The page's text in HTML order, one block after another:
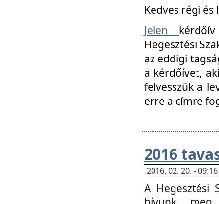
Kedves régi
Jelen
Hegesztési
az eddigi
a kérdőívet,
felvesszük a
erre a címre
2016
2016. 02. 20. -
A Hegesztési